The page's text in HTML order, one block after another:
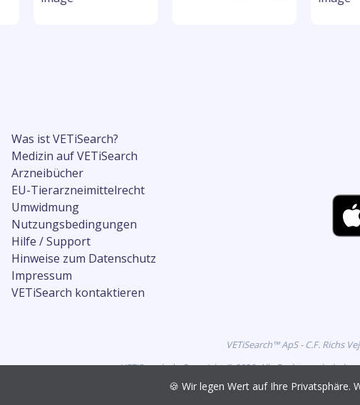
Was ist VETiSearch?
Medizin auf VETiSearch
Arzneibücher
EU-Tierarzneimittelrecht
Umwidmung
Nutzungsbedingungen
Hilfe / Support
Hinweise zum Datenschutz
Impressum
VETiSearch kontaktieren
VETiSearch™ ApS - C.F. Richs
VETiSearch.de Copyright © 2026. Alle Rechte
🍪 Wir legen Wert auf Ihre Privatsphäre.